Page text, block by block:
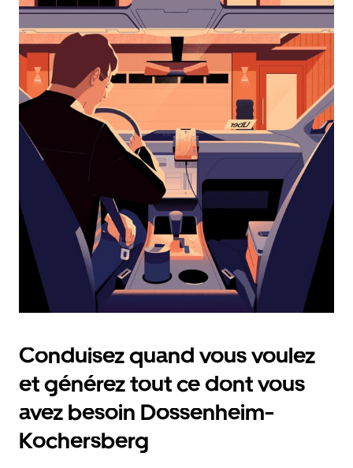
bas
ouvrir
le
calendrier
sélectionner
une
date.
Appuyez
sur
touche
pour
fermer
le
calendrier.
Conduisez quand vous voulez
et générez tout ce dont vous
avez besoin Dossenheim-
Kochersberg